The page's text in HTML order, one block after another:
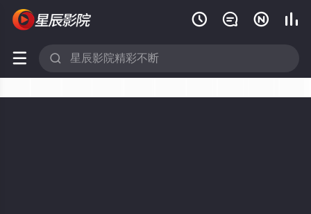
   
 